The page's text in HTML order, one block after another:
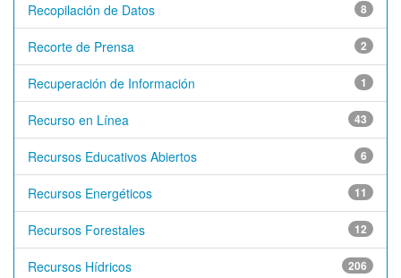
Recopilación de Datos 8
Recorte de Prensa 2
Recuperación de Información 1
Recurso en Línea 43
Recursos Educativos Abiertos 6
Recursos Energéticos 11
Recursos Forestales 12
Recursos Hídricos 206